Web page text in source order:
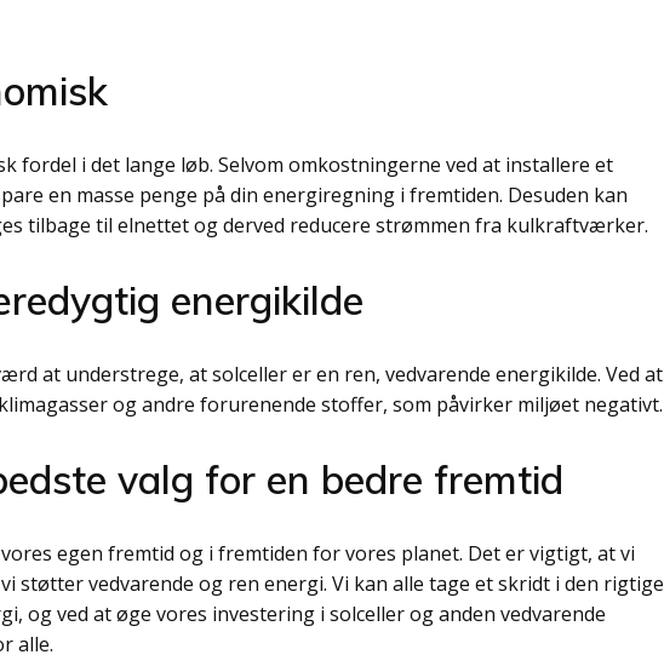
fordel i det lange løb. Selvom omkostningerne ved at installere et
en masse penge på din energiregning i fremtiden. Desuden kan
tilbage til elnettet og derved reducere strømmen fra kulkraftværker.
energikilde
at understrege, at solceller er en ren, vedvarende energikilde. Ved at
og andre forurenende stoffer, som påvirker miljøet negativt.
valg for en bedre fremtid
egen fremtid og i fremtiden for vores planet. Det er vigtigt, at vi
støtter vedvarende og ren energi. Vi kan alle tage et skridt i den rigtige
og ved at øge vores investering i solceller og anden vedvarende
alle.